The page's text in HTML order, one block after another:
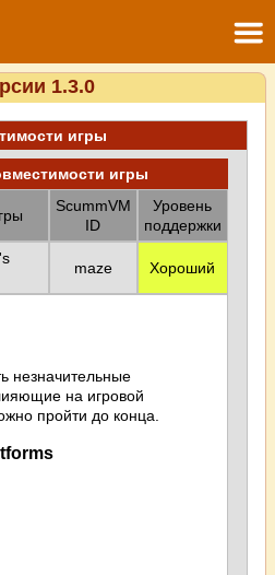
1.3.0
игры
игры
ScummVM
ID
Уровень
поддержки
maze Хороший
незначительные
на игровой
пройти до конца.